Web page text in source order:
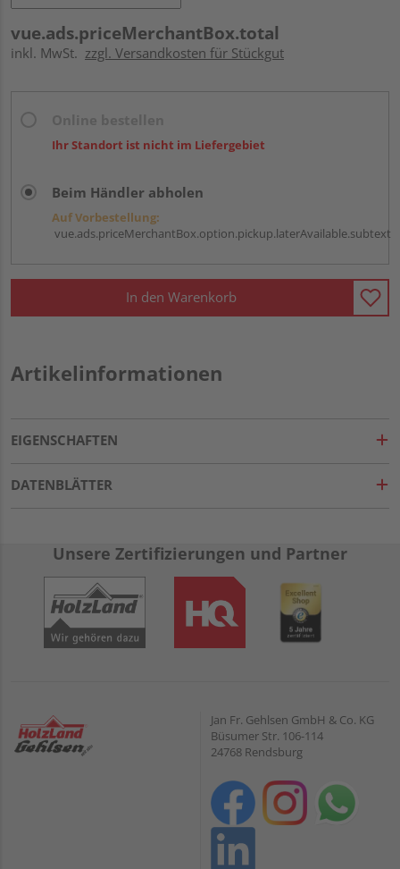
vue.ads.priceMerchantBox.total
inkl. MwSt. zzgl. Versandkosten für Stückgut
Ihr Standort ist nicht im Liefergebiet
Beim Händler abholen
Auf Vorbestellung:
vue.ads.priceMerchantBox.option.pickup.laterAvailable.subtext
In den Warenkorb
Artikelinformationen
EIGENSCHAFTEN
DATENBLÄTTER
Unsere Zertifizierungen und Partner
Jan Fr. Gehlsen GmbH & Co. KG
Büsumer Str. 106-114
24768 Rendsburg